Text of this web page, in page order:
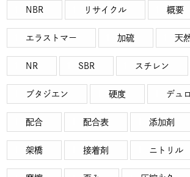
NBR リサイクル 概要
エラストマー 加硫 天
NR SBR スチレン
ブタジエン 硬度 デュ
配合 配合表 添加剤
架橋 接着剤 ニトリル